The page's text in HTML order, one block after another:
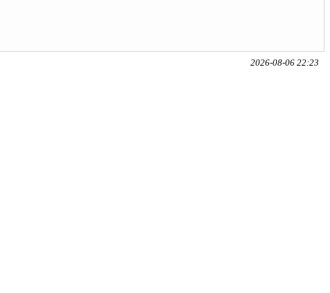
2026-08-06 22:23